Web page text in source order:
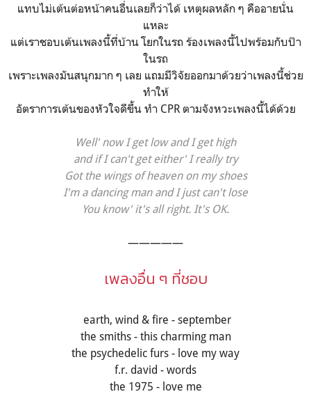
แทบไม่เต้นต่อหน้าคนอื่นเลยก็ว่าได้ เหตุผลหลัก ๆ คืออายนั่น
แหละ
แต่เราชอบเต้นเพลงนี้ที่บ้าน โยกในรถ ร้องเพลงนี้ไปพร้อมกับป๊า
ในรถ
เพราะเพลงมันสนุกมาก ๆ เลย แถมมีวิจัยออกมาด้วยว่าเพลงนี้ช่วย
ทำให้
อัตราการเต้นของหัวใจดีขึ้น ทำ CPR ตามจังหวะเพลงนี้ได้ด้วย
Well' now I get low and I get high
and if I can't get either' I really try
Got the wings of heaven on my shoes
I'm a dancing man and I just can't lose
You know' it's all right. It's OK.
—————
เพลงอื่น ๆ ที่ชอบ
earth, wind & fire - september
the smiths - this charming man
the psychedelic furs - love my way
f.r. david - words
the 1975 - love me